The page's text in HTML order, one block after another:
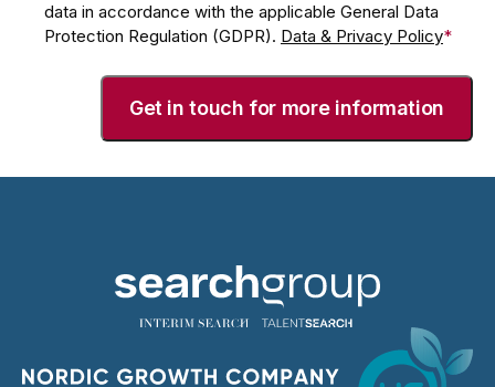
data in accordance with the applicable General Data
Protection Regulation (GDPR). Data & Privacy Policy*